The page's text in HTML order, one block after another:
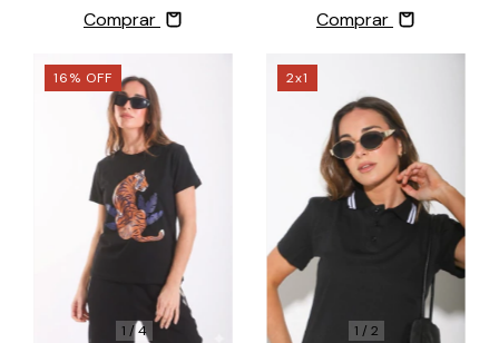
Comprar Comprar
1 /4
16% OFF
1 / 2
2x1